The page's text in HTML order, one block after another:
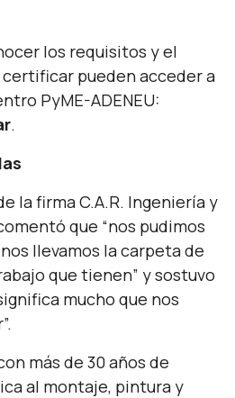
los requisitos y el
pueden acceder a
PyME-ADENEU:
.
la firma C.A.R. Ingeniería y
que “nos pudimos
llevamos la carpeta de
que tienen” y sostuvo
mucho que nos
”.
más de 30 años de
al montaje, pintura y